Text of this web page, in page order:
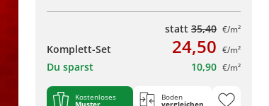
statt 35,40 €/m²
Komplett-Set 24,50 €/m²
Du sparst 10,90 €/m²
Kostenloses
Muster
Boden
vergleichen